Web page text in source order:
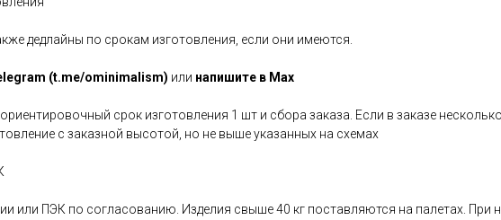
дедлайны по срокам изготовления, если они имеются.
(t.me/ominimalism) или напишите в Max
срок изготовления 1 шт и сбора заказа. Если в заказе
с заказной высотой, но не выше указанных на схемах
или ПЭК по согласованию. Изделия свыше 40 кг поставляются на палетах. При